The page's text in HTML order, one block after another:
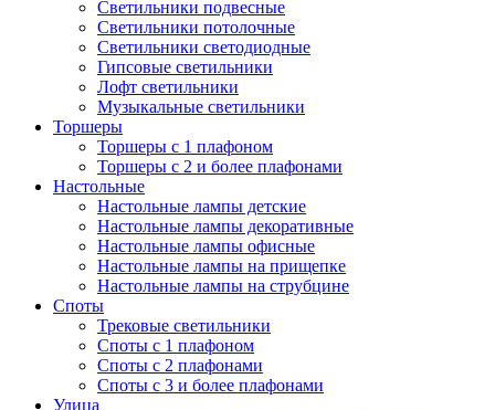
Светильники подвесные
Светильники потолочные
Светильники светодиодные
Гипсовые светильники
Лофт светильники
Музыкальные светильники
Торшеры
Торшеры с 1 плафоном
Торшеры с 2 и более плафонами
Настольные
Настольные лампы детские
Настольные лампы декоративные
Настольные лампы офисные
Настольные лампы на прищепке
Настольные лампы на струбцине
Споты
Трековые светильники
Споты с 1 плафоном
Споты с 2 плафонами
Споты с 3 и более плафонами
Улица